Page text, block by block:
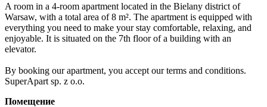
A room in a 4-room apartment located in the Bielany district of
Warsaw, with a total area of 8 m². The apartment is equipped with
everything you need to make your stay comfortable, relaxing, and
enjoyable. It is situated on the 7th floor of a building with an
elevator.
By booking our apartment, you accept our terms and conditions.
SuperApart sp. z o.o.
Помещение